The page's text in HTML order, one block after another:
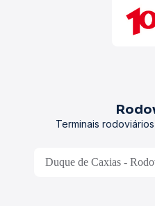
Terminais
Duque de Caxias -